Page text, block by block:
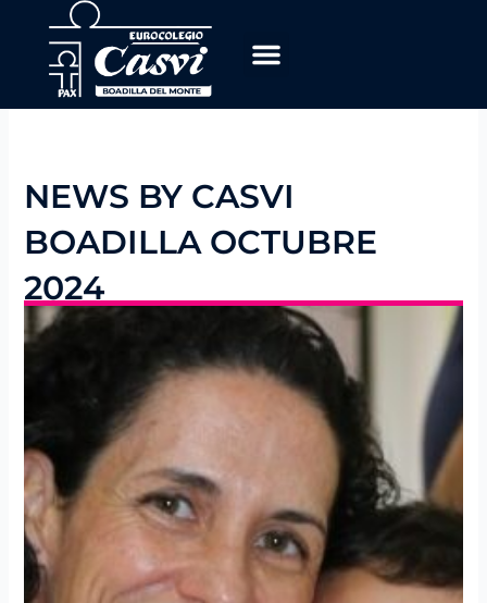
contenido
NEWS BY CASVI
BOADILLA OCTUBRE
2024